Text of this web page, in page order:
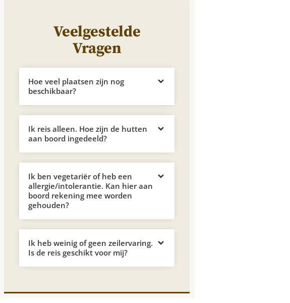
Veelgestelde
Vragen
Hoe veel plaatsen zijn nog
beschikbaar?
Ik reis alleen. Hoe zijn de hutten
aan boord ingedeeld?
Ik ben vegetariër of heb een
allergie/intolerantie. Kan hier aan
boord rekening mee worden
gehouden?
Ik heb weinig of geen zeilervaring.
Is de reis geschikt voor mij?